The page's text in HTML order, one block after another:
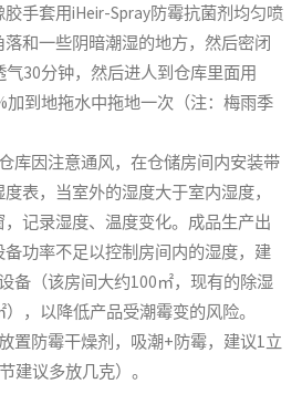
手套用iHeir-Spray防霉抗菌剂均匀喷
和一些阴暗潮湿的地方，然后密闭
30分钟，然后进人到仓库里面用
加到地拖水中拖地一次（注：梅雨季
库因注意通风，在仓储房间内安装带
表，当室外的湿度大于室内湿度，
记录湿度、温度变化。成品生产出
功率不足以控制房间内的湿度，建
备（该房间大约100㎡，现有的除湿
，以降低产品受潮霉变的风险。
置防霉干燥剂，吸潮+防霉，建议1立
建议多放几克）。